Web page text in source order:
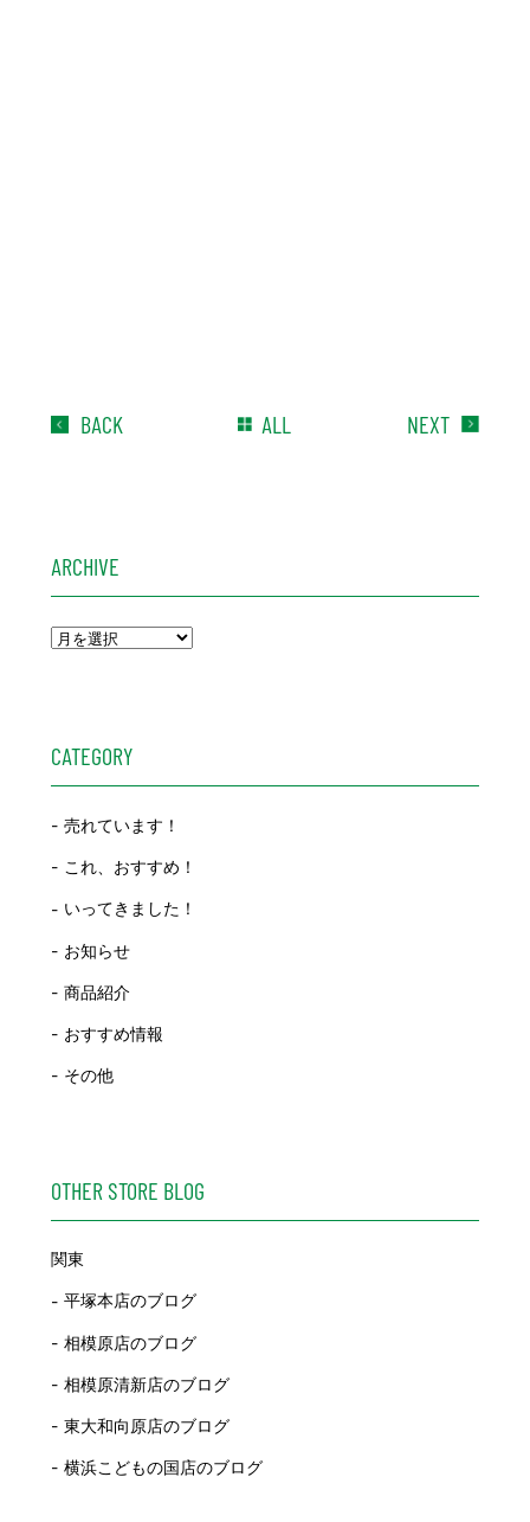
BACK ALL NEXT
ARCHIVE
CATEGORY
売れています！
これ、おすすめ！
いってきました！
お知らせ
商品紹介
おすすめ情報
その他
OTHER STORE BLOG
関東
平塚本店のブログ
相模原店のブログ
相模原清新店のブログ
東大和向原店のブログ
横浜こどもの国店のブログ